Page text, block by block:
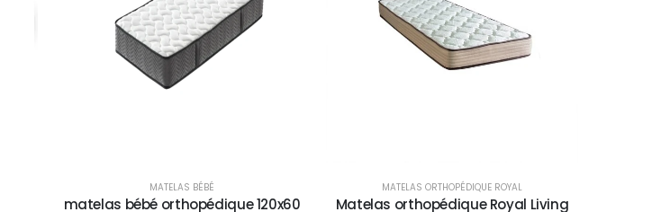
MATELAS BÉBÉ
matelas bébé orthopédique 120x60
MATELAS ORTHOPÉDIQUE ROYAL
Matelas orthopédique Royal Living